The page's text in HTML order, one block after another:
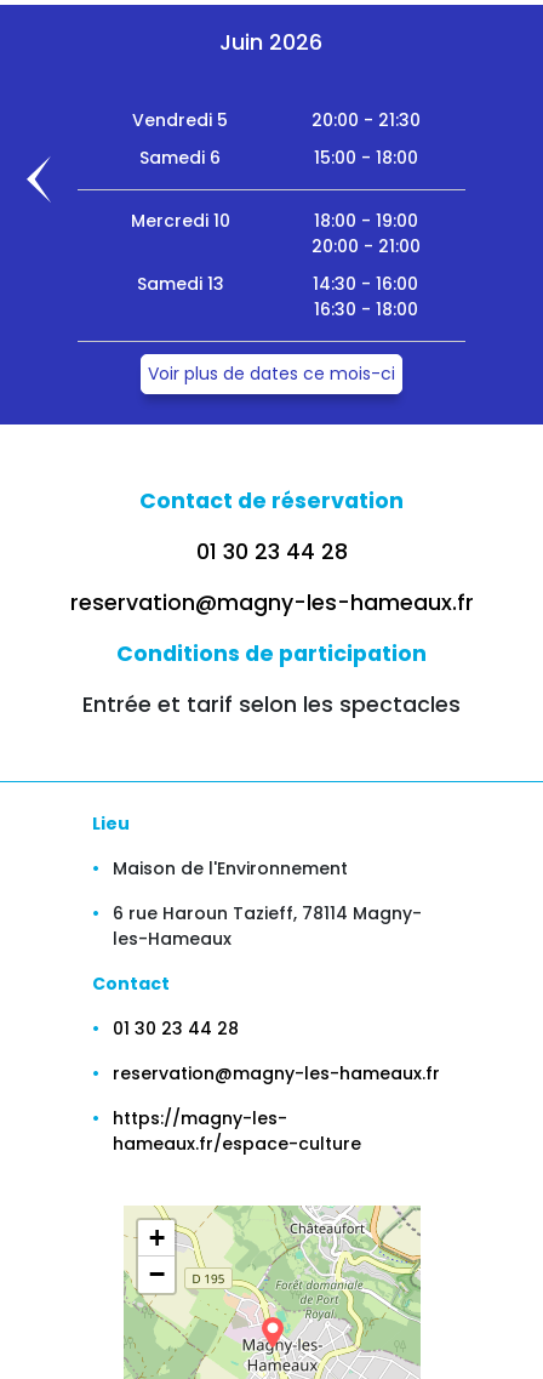
Juin 2026
Vendredi 5
20:00 - 21:30
Samedi 6
15:00 - 18:00
Mercredi 10
18:00 - 19:00
20:00 - 21:00
Samedi 13
14:30 - 16:00
16:30 - 18:00
Voir plus de dates ce mois-ci
Contact de réservation
01 30 23 44 28
reservation@magny-les-hameaux.fr
Conditions de participation
Entrée et tarif selon les spectacles
Lieu
Maison de l'Environnement
6 rue Haroun Tazieff, 78114 Magny-
les-Hameaux
Contact
01 30 23 44 28
reservation@magny-les-hameaux.fr
https://magny-les-
hameaux.fr/espace-culture
+
−